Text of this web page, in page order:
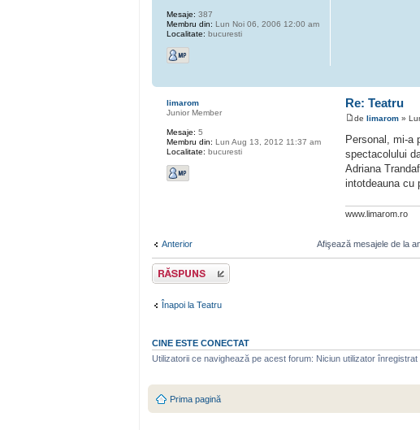
Mesaje: 387
Membru din: Lun Noi 06, 2006 12:00 am
Localitate: bucuresti
Re: Teatru
de limarom »
Personal, mi-a
spectacolului
Adriana
intotdeauna cu
www.limarom.ro
limarom
Junior Member
Mesaje: 5
Membru din: Lun Aug 13, 2012 11:37 am
Localitate: bucuresti
Anterior Afişează mesajele de la
Scrie un răspuns
Înapoi la Teatru
CINE ESTE CONECTAT
Utilizatorii ce navighează pe acest forum: Niciun utilizator
Prima pagină